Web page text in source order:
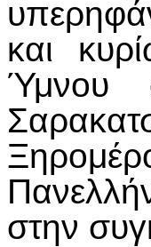
και
Ύμνου
στην